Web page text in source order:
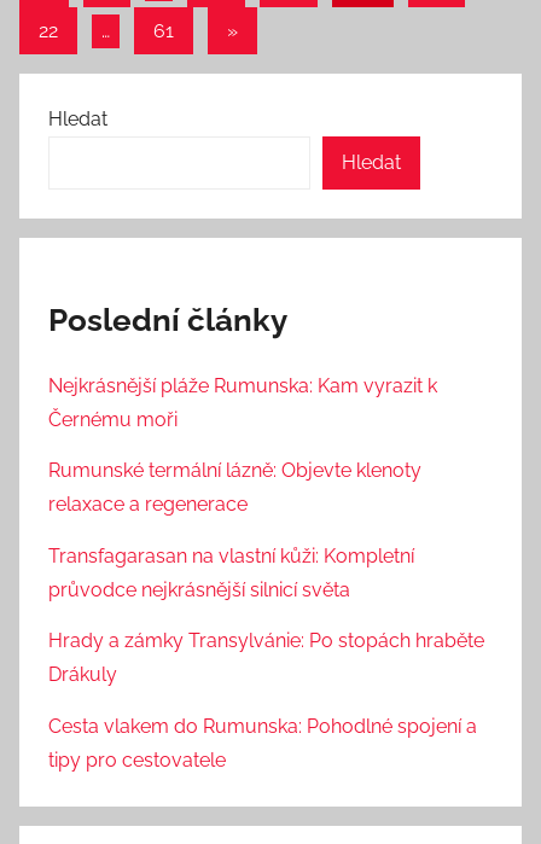
příspěvků
příspěvky
22 … 61
Další
»
Hledat
Hledat
Poslední články
Nejkrásnější pláže Rumunska: Kam vyrazit k
Černému moři
Rumunské termální lázně: Objevte klenoty
relaxace a regenerace
Transfagarasan na vlastní kůži: Kompletní
průvodce nejkrásnější silnicí světa
Hrady a zámky Transylvánie: Po stopách hraběte
Drákuly
Cesta vlakem do Rumunska: Pohodlné spojení a
tipy pro cestovatele